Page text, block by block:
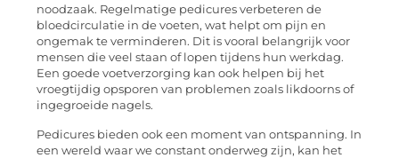
noodzaak. Regelmatige pedicures verbeteren de
bloedcirculatie in de voeten, wat helpt om pijn en
ongemak te verminderen. Dit is vooral belangrijk voor
mensen die veel staan of lopen tijdens hun werkdag.
Een goede voetverzorging kan ook helpen bij het
vroegtijdig opsporen van problemen zoals likdoorns of
ingegroeide nagels.
Pedicures bieden ook een moment van ontspanning. In
een wereld waar we constant onderweg zijn, kan het